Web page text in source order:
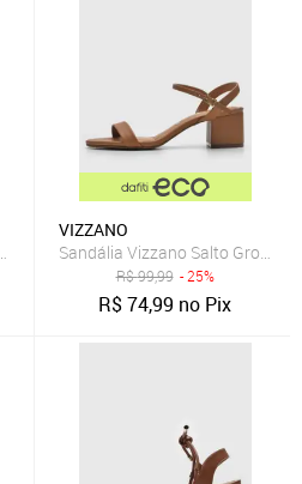
Bloco Croco Caramelo
VIZZANO
Sandália Vizzano Salto Grosso
R$99,99 - 25%
R$74,99 no Pix